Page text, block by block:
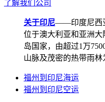
了解我们公司
关于印尼——印度尼西
位于澳大利亚和亚洲
岛国家，由超过1万
山脉及茂密的热带雨林
福州到印尼海运
福州到印尼空运